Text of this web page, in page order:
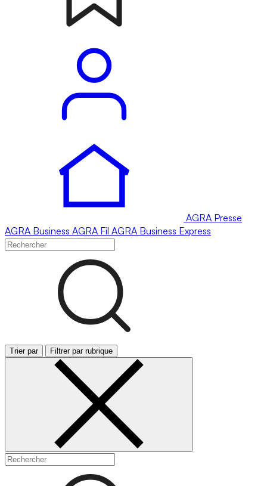
AGRA Presse
AGRA Business AGRA Fil AGRA Business Express
Trier par Filtrer par rubrique